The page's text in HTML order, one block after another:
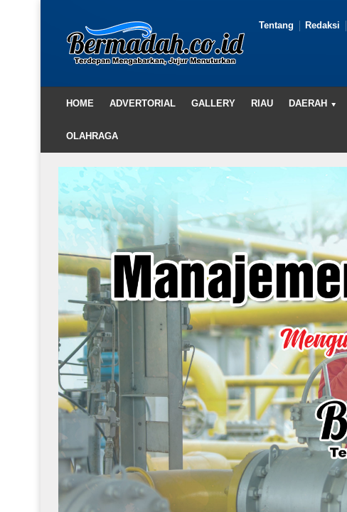
Tentang Redaksi
HOME ADVERTORIAL GALLERY RIAU DAERAH
OLAHRAGA